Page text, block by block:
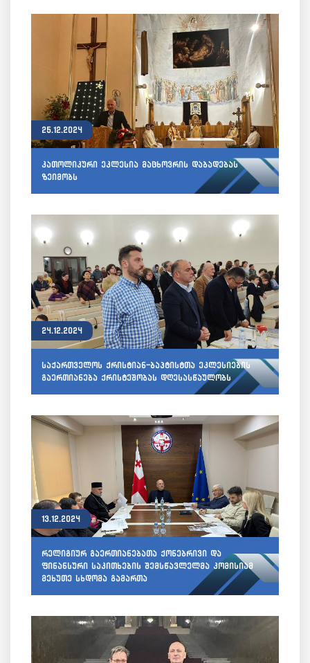
25.12.2024
კათოლიკური ეკლესია მაცხოვრის დაბადებას
ზეიმობს
24.12.2024
საქართველოს ქრისტიან-ბაპტისტთა ეკლესიების
გაერთიანება ქრისტეშობას დღესასწაულობს
13.12.2024
რელიგიურ გაერთიანებათა ქონებრივი და
ფინანსური საკითხების შემსწავლელმა კომისიამ
მეხუთე სხდომა გამართა